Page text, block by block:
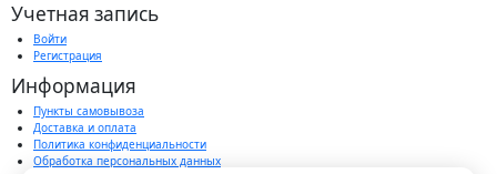
Учетная запись
Войти
Регистрация
Информация
Пункты самовывоза
Доставка и оплата
Политика конфиденциальности
Обработка персональных данных